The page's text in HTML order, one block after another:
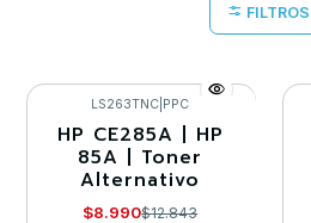
FILTROS
-30%
LS263TNC PPC
HP CE285A | HP
85A | Toner
Alternativo
$8.990$12.843